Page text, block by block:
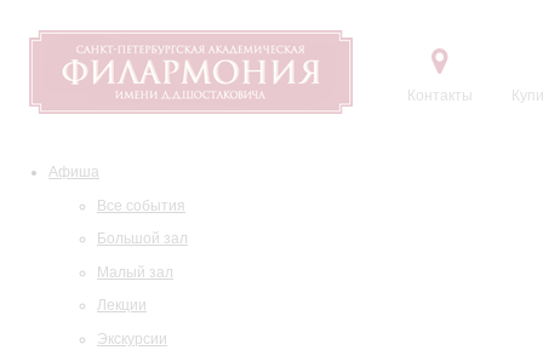
Контакты
Афиша
Все события
Большой зал
Малый зал
Лекции
Экскурсии